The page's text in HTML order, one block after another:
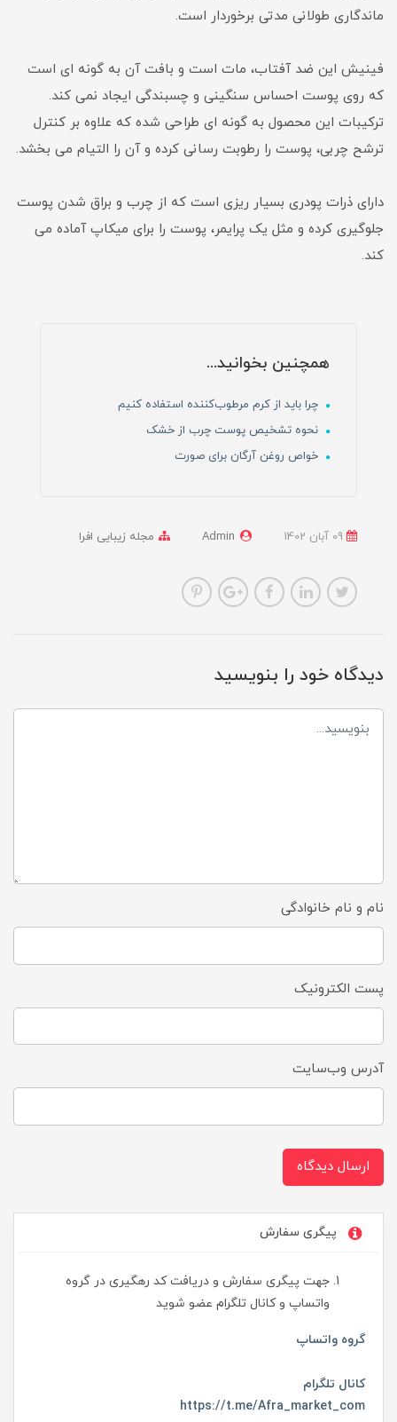
ماندگاری طولانی مدتی برخوردار است.
فینیش این ضد آفتاب، مات است و بافت آن به گونه ای است
که روی پوست احساس سنگینی و چسبندگی ایجاد نمی کند.
ترکیبات این محصول به گونه ای طراحی شده که علاوه بر کنترل
ترشح چربی، پوست را رطوبت رسانی کرده و آن را التیام می بخشد.
دارای ذرات پودری بسیار ریزی است که از چرب و براق شدن پوست
جلوگیری کرده و مثل یک پرایمر، پوست را برای میکاپ آماده می
کند.
همچنین بخوانید...
چرا باید از کرم مرطوب‌کننده استفاده کنیم
نحوه تشخیص پوست چرب از خشک
خواص روغن آرگان برای صورت
Admin مجله زیبایی افرا
دیدگاه خود را بنویسید
نام و نام خانوادگی
پست الکترونیک
آدرس وب‌سایت
ارسال دیدگاه
پیگری سفارش
جهت پیگری سفارش و دریافت کد رهگیری در گروه
واتساپ و کانال تلگرام عضو شوید
گروه واتساپ
کانال تلگرام
https://t.me/Afra_market_com